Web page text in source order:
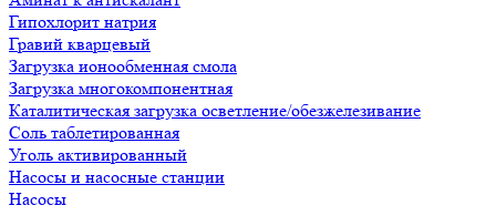
Гипохлорит натрия
Гравий кварцевый
Загрузка ионообменная смола
Загрузка многокомпонентная
Каталитическая загрузка осветление/обезжелезивание
Соль таблетированная
Уголь активированный
Насосы и насосные станции
Насосы